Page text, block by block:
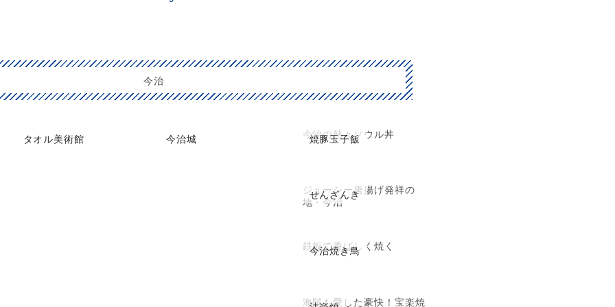
今治
タオル美術館 今治城 焼豚玉子飯
今治の熱々ソウル丼
せんざんき
ジューシー唐揚げ発祥の
地・今治
今治焼き鳥
鉄板で香ばしく焼く
海賊も愛した豪快！宝楽焼